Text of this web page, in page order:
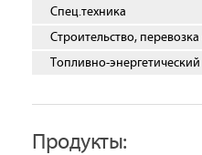
Спец.техника
Строительство,
Топливно-
Продукты: